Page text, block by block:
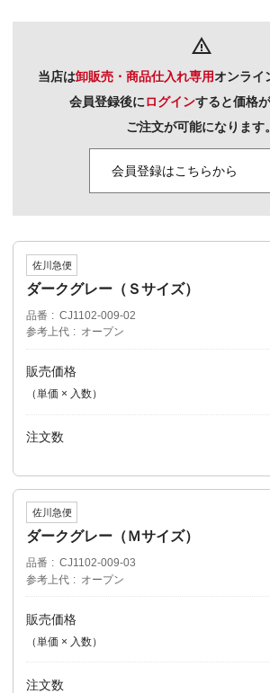
warning_amber
当店は卸販売・商品仕入れ専用オンライ
会員登録後にログインすると価格
ご注文が可能になります。
会員登録はこちらから
佐川急便
ダークグレー（Ｓサイズ）
品番
CJ1102-009-02
参考上代
オープン
販売価格
（単価 × 入数）
注文数
佐川急便
ダークグレー（Ｍサイズ）
品番
CJ1102-009-03
参考上代
オープン
販売価格
（単価 × 入数）
注文数